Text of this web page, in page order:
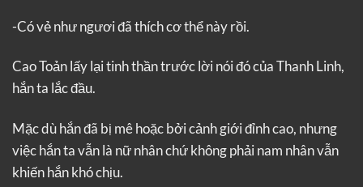
-Có vẻ như ngươi đã thích cơ thể này rồi.
Cao Toản lấy lại tinh thần trước lời nói đó của Thanh Linh,
hắn ta lắc đầu.
Mặc dù hắn đã bị mê hoặc bởi cảnh giới đỉnh cao, nhưng
việc hắn ta vẫn là nữ nhân chứ không phải nam nhân vẫn
khiến hắn khó chịu.